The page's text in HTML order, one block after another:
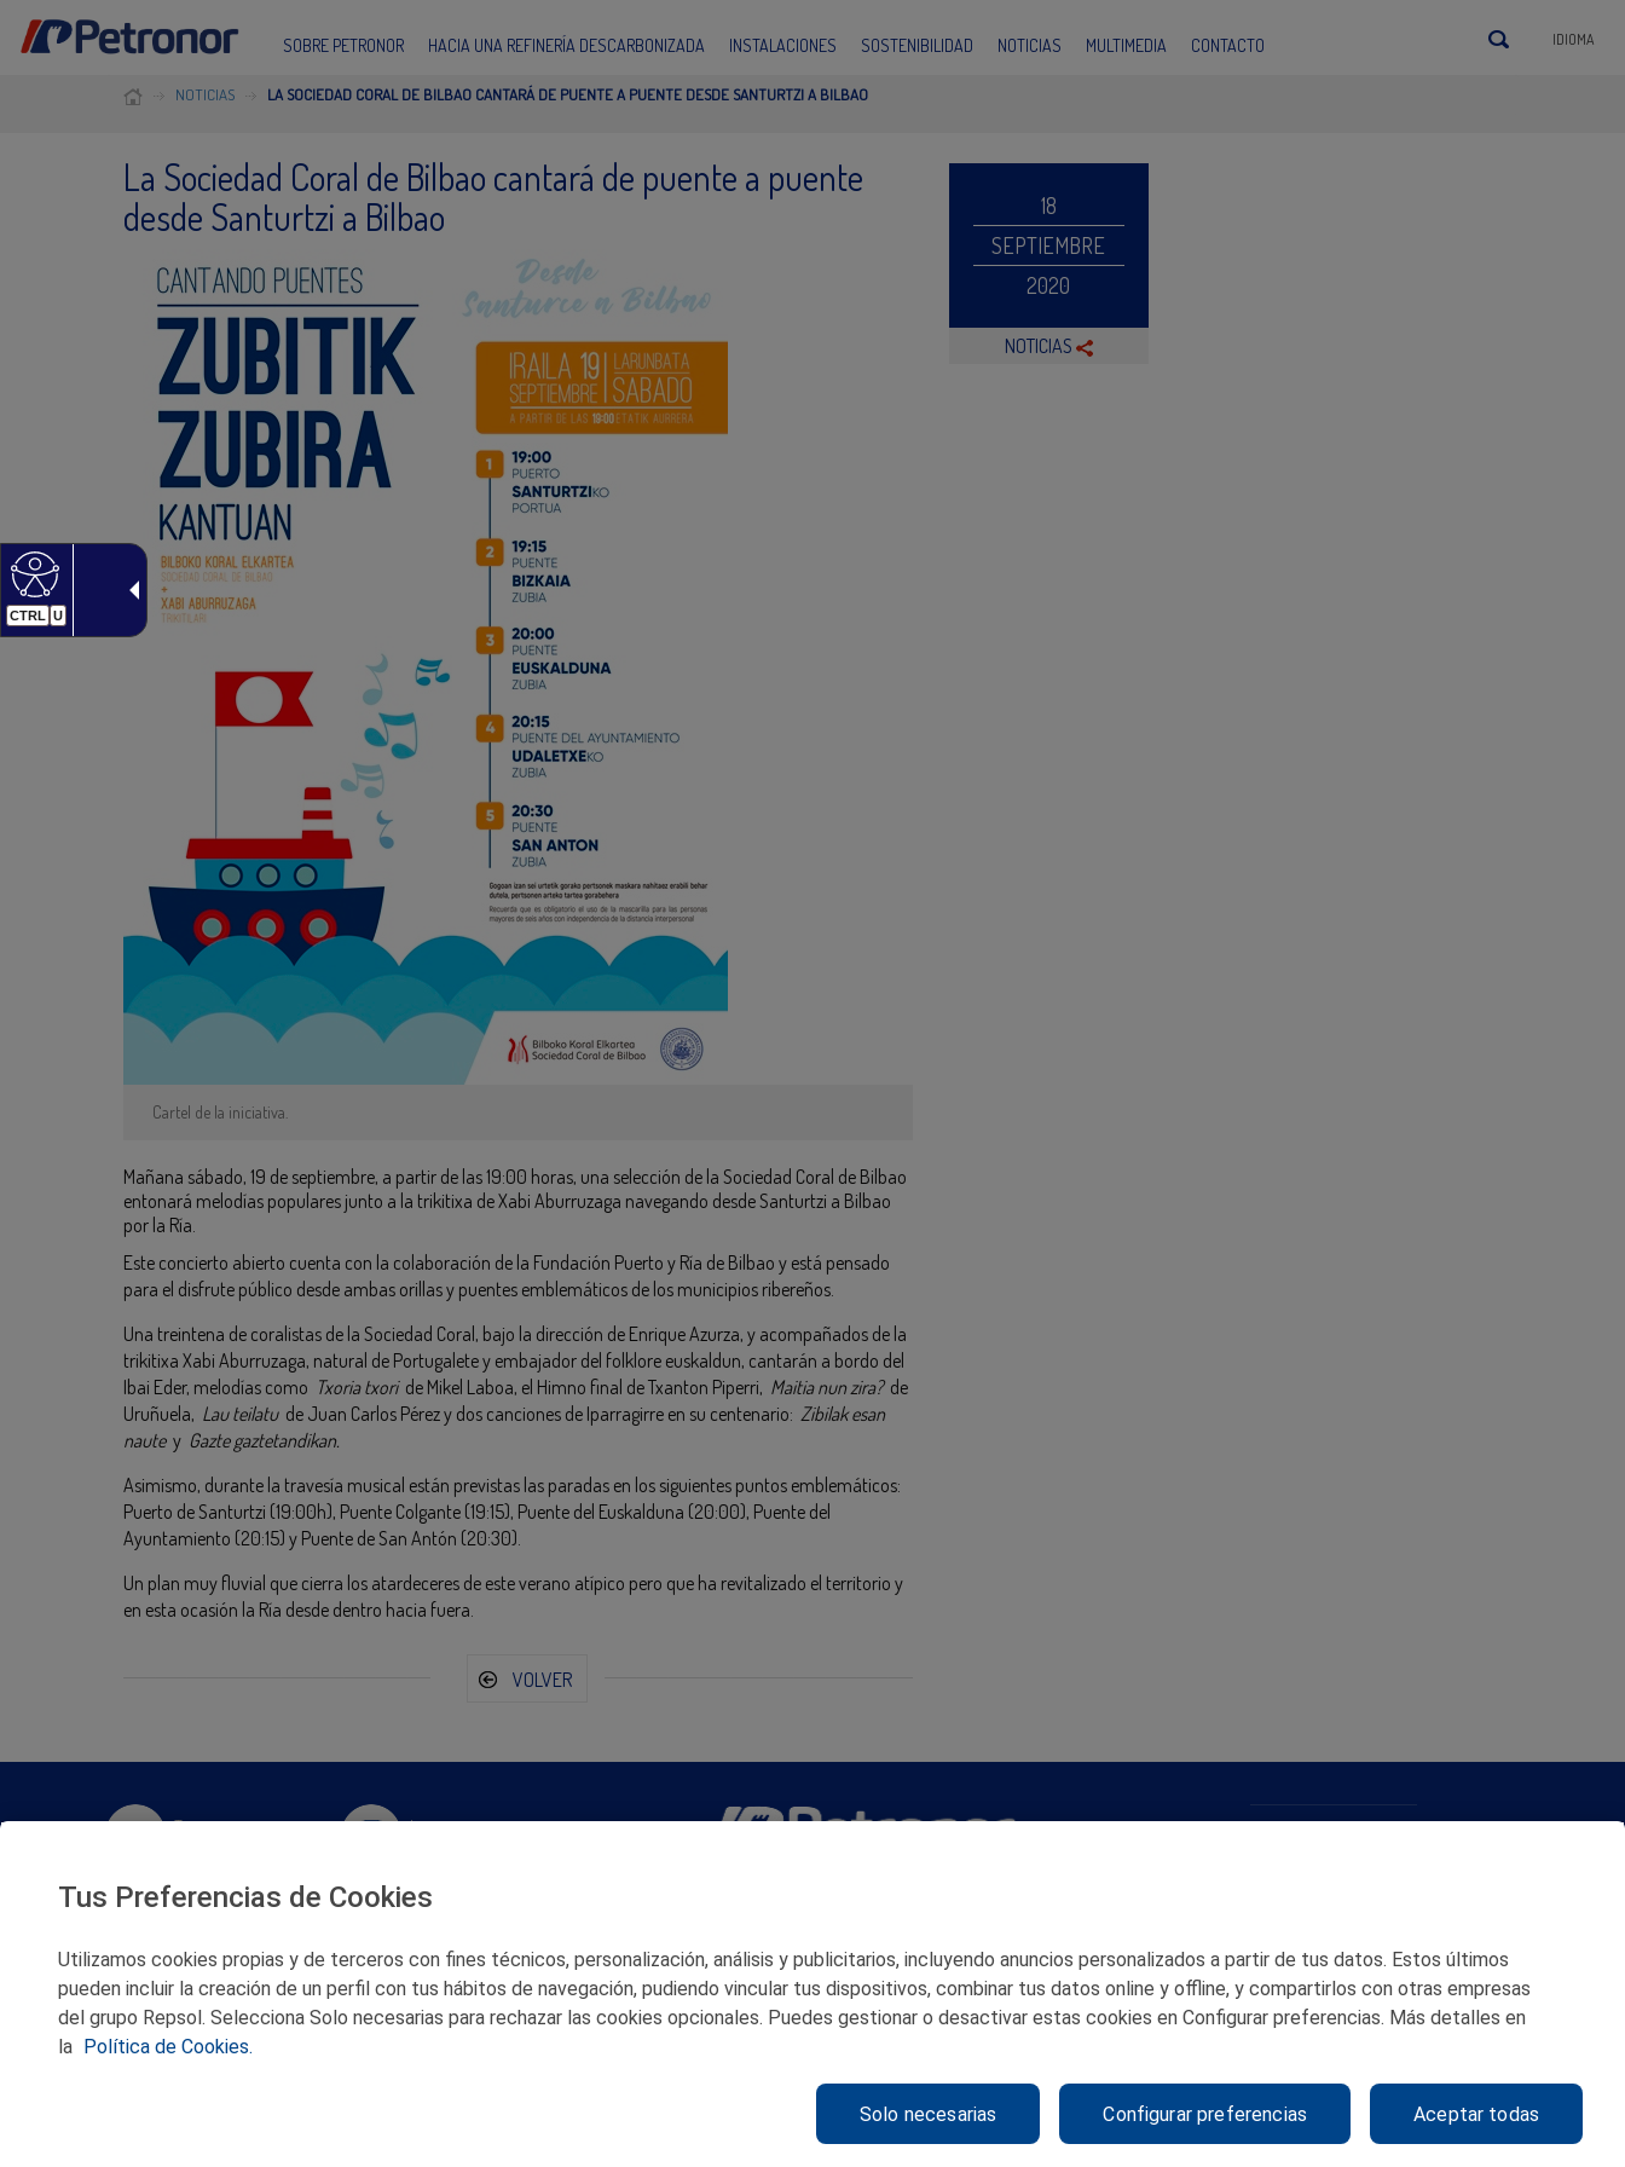
CTRL U
SOBRE PETRONOR HACIA UNA REFINERÍA DESCARBONIZADA INSTALACIONES SOSTENIBILIDAD NOTICIAS MULTIMEDIA CONTACTO IDIOMA
NOTICIAS LA SOCIEDAD CORAL DE BILBAO CANTARÁ DE PUENTE A PUENTE DESDE SANTURTZI A BILBAO
La Sociedad Coral de Bilbao cantará de puente a puente
desde Santurtzi a Bilbao
Cartel de la iniciativa.
Mañana sábado, 19 de septiembre, a partir de las 19:00 horas, una selección de la Sociedad Coral de Bilbao
entonará melodías populares junto a la trikitixa de Xabi Aburruzaga navegando desde Santurtzi a Bilbao
por la Ría.
Este concierto abierto cuenta con la colaboración de la Fundación Puerto y Ría de Bilbao y está pensado
para el disfrute público desde ambas orillas y puentes emblemáticos de los municipios ribereños.
Una treintena de coralistas de la Sociedad Coral, bajo la dirección de Enrique Azurza, y acompañados de la
trikitixa Xabi Aburruzaga, natural de Portugalete y embajador del folklore euskaldun, cantarán a bordo del
Ibai Eder, melodías como Txoria txori de Mikel Laboa, el Himno final de Txanton Piperri, Maitia nun zira? de
Uruñuela, Lau teilatu de Juan Carlos Pérez y dos canciones de Iparragirre en su centenario: Zibilak esan
naute y Gazte gaztetandikan.
Asimismo, durante la travesía musical están previstas las paradas en los siguientes puntos emblemáticos:
Puerto de Santurtzi (19:00h), Puente Colgante (19:15), Puente del Euskalduna (20:00), Puente del
Ayuntamiento (20:15) y Puente de San Antón (20:30).
Un plan muy fluvial que cierra los atardeceres de este verano atípico pero que ha revitalizado el territorio y
en esta ocasión la Ría desde dentro hacia fuera.
VOLVER
18
SEPTIEMBRE
2020
NOTICIAS
Twitter
Facebook
Youtube
Flickr
Instagram
Slideshare
Soundcloud © 2026 Petronor S.A.
POLITICA DE COOKIES
Tus Preferencias de Cookies
Utilizamos cookies propias y de terceros con fines técnicos, personalización, análisis y publicitarios, incluyendo anuncios personalizados a partir de tus datos. Estos últimos
pueden incluir la creación de un perfil con tus hábitos de navegación, pudiendo vincular tus dispositivos, combinar tus datos online y offline, y compartirlos con otras empresas
del grupo Repsol. Selecciona Solo necesarias para rechazar las cookies opcionales. Puedes gestionar o desactivar estas cookies en Configurar preferencias. Más detalles en
la Política de Cookies.
Configurar preferencias
Solo necesarias Aceptar todas